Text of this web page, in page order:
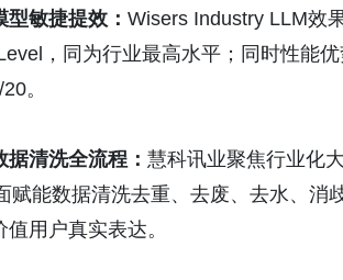
敏捷提效： Wisers Industry LLM效
，同为行业最高水平；同时性能
。
据清洗全流程： 慧科讯业聚焦行业化
赋能数据清洗去重、去废、去水、消
用户真实表达。